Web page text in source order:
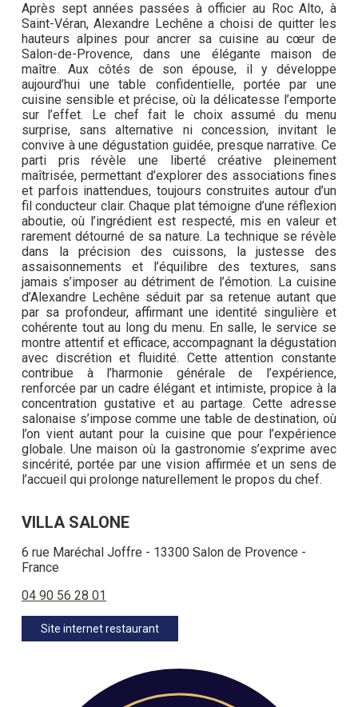
Après sept années passées à officier au Roc Alto, à
Saint-Véran, Alexandre Lechêne a choisi de quitter les
hauteurs alpines pour ancrer sa cuisine au cœur de
Salon-de-Provence, dans une élégante maison de
maître. Aux côtés de son épouse, il y développe
aujourd’hui une table confidentielle, portée par une
cuisine sensible et précise, où la délicatesse l’emporte
sur l’effet. Le chef fait le choix assumé du menu
surprise, sans alternative ni concession, invitant le
convive à une dégustation guidée, presque narrative. Ce
parti pris révèle une liberté créative pleinement
maîtrisée, permettant d’explorer des associations fines
et parfois inattendues, toujours construites autour d’un
fil conducteur clair. Chaque plat témoigne d’une réflexion
aboutie, où l’ingrédient est respecté, mis en valeur et
rarement détourné de sa nature. La technique se révèle
dans la précision des cuissons, la justesse des
assaisonnements et l’équilibre des textures, sans
jamais s’imposer au détriment de l’émotion. La cuisine
d’Alexandre Lechêne séduit par sa retenue autant que
par sa profondeur, affirmant une identité singulière et
cohérente tout au long du menu. En salle, le service se
montre attentif et efficace, accompagnant la dégustation
avec discrétion et fluidité. Cette attention constante
contribue à l’harmonie générale de l’expérience,
renforcée par un cadre élégant et intimiste, propice à la
concentration gustative et au partage. Cette adresse
salonaise s’impose comme une table de destination, où
l’on vient autant pour la cuisine que pour l’expérience
globale. Une maison où la gastronomie s’exprime avec
sincérité, portée par une vision affirmée et un sens de
l’accueil qui prolonge naturellement le propos du chef.
VILLA SALONE
6 rue Maréchal Joffre - 13300 Salon de Provence -
France
04 90 56 28 01
Site internet restaurant